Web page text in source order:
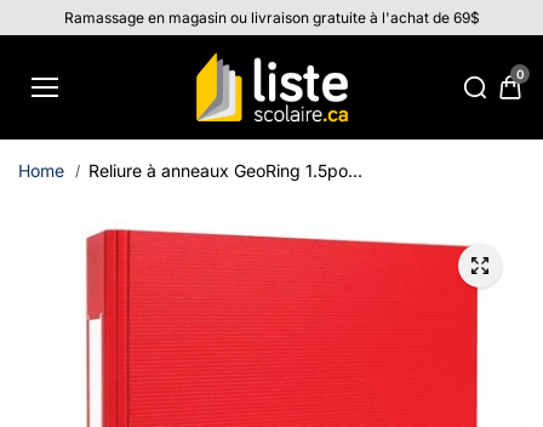
Aller au
contenu
Ramassage en magasin ou livraison gratuite à l'achat de 69$
0
Home Reliure à anneaux GeoRing 1.5po...